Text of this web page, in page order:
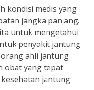
kondisi medis yang
jangka panjang.
untuk mengetahui
penyakit jantung
ahli jantung
obat yang tepat
jantung